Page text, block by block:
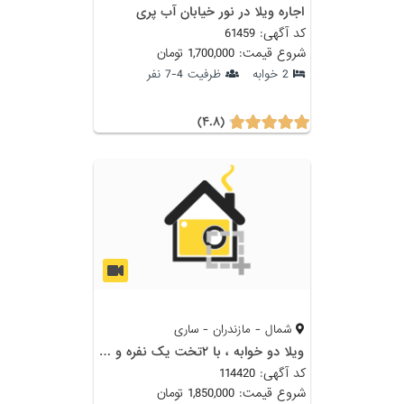
اجاره ویلا در نور خیابان آب پری
کد آگهی: 61459
شروع قیمت: 1,700,000 تومان
2 خوابه ظرفیت 4-7 نفر
(۴.۸)
شمال - مازندران - ساری
ویلا دو خوابه ، با ۲تخت یک نفره و ۱ تخت دو نفره با ویو دریاچه سد سلیمان تنگه
کد آگهی: 114420
شروع قیمت: 1,850,000 تومان